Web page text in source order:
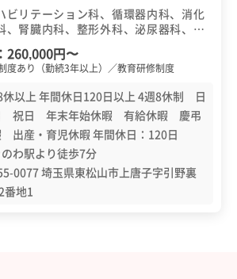
ビリテーション科、循環器内科、消化
、腎臓内科、整形外科、泌尿器科、健
ドック）
260,000円〜
度あり（勤続3年以上）／教育研修制度
休以上 年間休日120日以上 4週8休制 日
祝日 年末年始休暇 有給休暇 慶弔
出産・育児休暇 年間休日：120日
わ駅より徒歩7分
0077 埼玉県東松山市上唐子字引野裏
番地1